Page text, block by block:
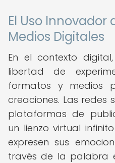
El Uso Innovador
Medios Digitales
En el contexto
libertad de
formatos y medios
creaciones. Las redes
plataformas de
un lienzo virtual
expresen sus
través de la palabra